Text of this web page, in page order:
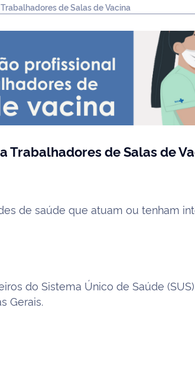
de Salas de Vacina
Trabalhadores de Salas de
de saúde que atuam ou tenham
do Sistema Único de Saúde
Gerais.